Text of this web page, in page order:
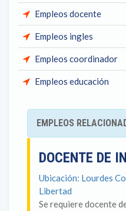
Empleos docente
Empleos ingles
Empleos coordinador
Empleos educación
EMPLEOS
DOCENTE DE
Ubicación: Lourdes
Libertad
Se requiere docente